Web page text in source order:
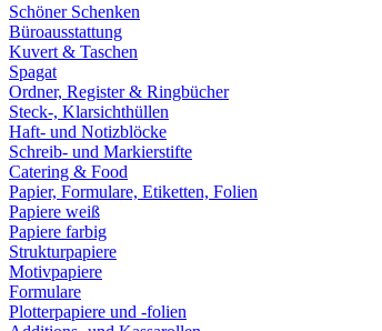
Schöner Schenken
Büroausstattung
Kuvert & Taschen
Spagat
Ordner, Register & Ringbücher
Steck-, Klarsichthüllen
Haft- und Notizblöcke
Schreib- und Markierstifte
Catering & Food
Papier, Formulare, Etiketten, Folien
Papiere weiß
Papiere farbig
Strukturpapiere
Motivpapiere
Formulare
Plotterpapiere und -folien